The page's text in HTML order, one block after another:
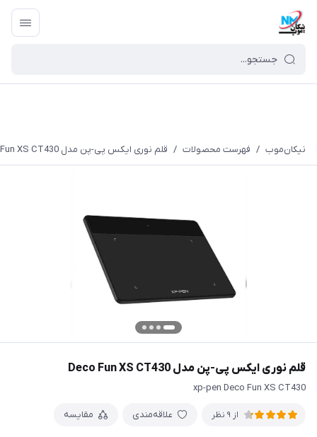
نیکان‌موب / فهرست محصولات / قلم نوری ایکس پی-پن مدل Deco Fun XS CT430
قلم نوری ایکس پی-پن مدل Deco Fun XS CT430
xp-pen Deco Fun XS CT430
از 9 نظر علاقه‌مندی مقایسه